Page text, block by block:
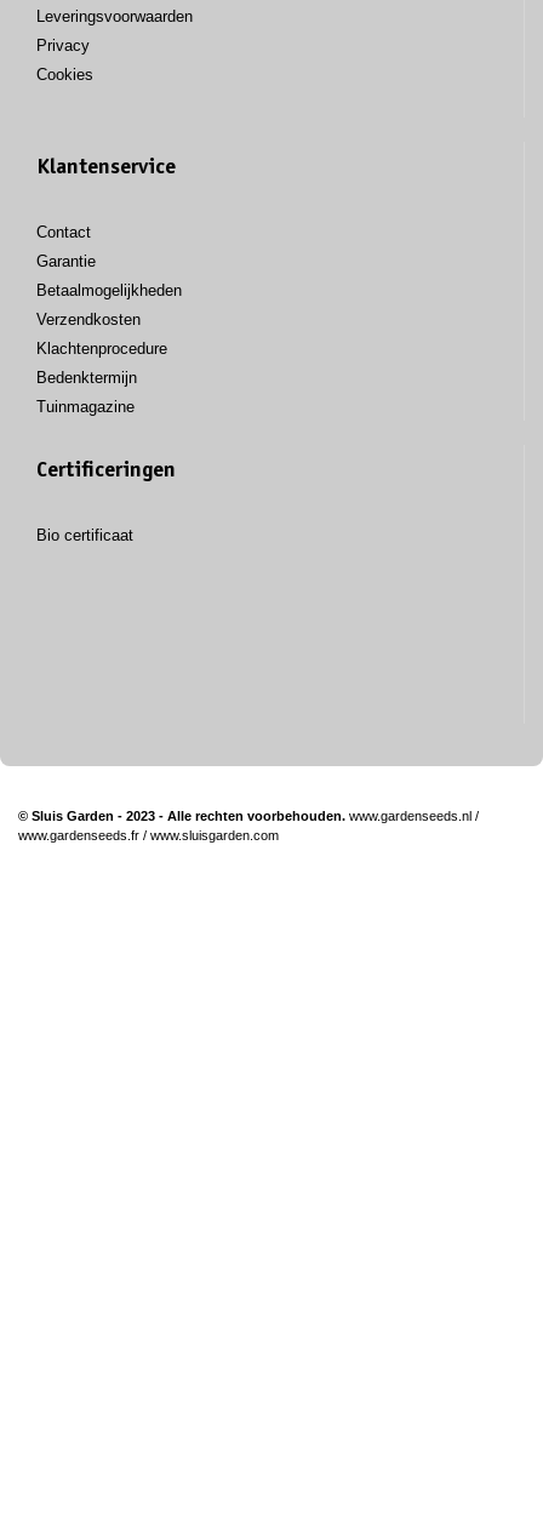
Leveringsvoorwaarden
Privacy
Cookies
Klantenservice
Contact
Garantie
Betaalmogelijkheden
Verzendkosten
Klachtenprocedure
Bedenktermijn
Tuinmagazine
Certificeringen
Bio certificaat
© Sluis Garden - 2023 - Alle rechten voorbehouden. www.gardenseeds.nl /
www.gardenseeds.fr / www.sluisgarden.com